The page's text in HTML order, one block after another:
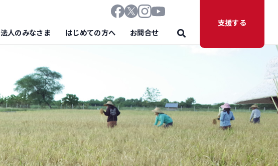
法人のみなさま はじめての方へ お問合せ
支援する